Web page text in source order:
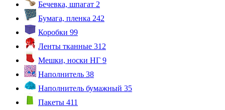
Бечевка, шпагат 2
Бумага, пленка 242
Коробки 99
Ленты тканные 312
Мешки, носки НГ 9
Наполнитель 38
Наполнитель бумажный 35
Пакеты 411